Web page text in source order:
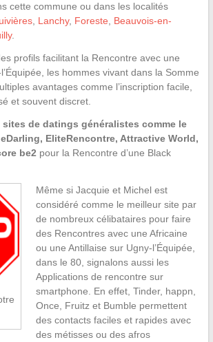
cette commune ou dans les localités
, Lanchy, Foreste
Beauvois-en-
.
profils facilitant la Rencontre avec une
les hommes vivant dans la Somme
avantages comme l’inscription facile,
et souvent discret.
sites de datings généralistes comme le
EliteRencontre, Attractive World,
be2 pour la Rencontre d’une Black
Même si Jacquie et Michel est
considéré comme le meilleur site par
de nombreux célibataires pour faire
des Rencontres avec une Africaine
ou une Antillaise sur Ugny-l’Équipée,
dans le 80, signalons aussi les
Applications de rencontre sur
smartphone. En effet, Tinder, happn,
Once, Fruitz et Bumble permettent
des contacts faciles et rapides avec
des métisses ou des afros